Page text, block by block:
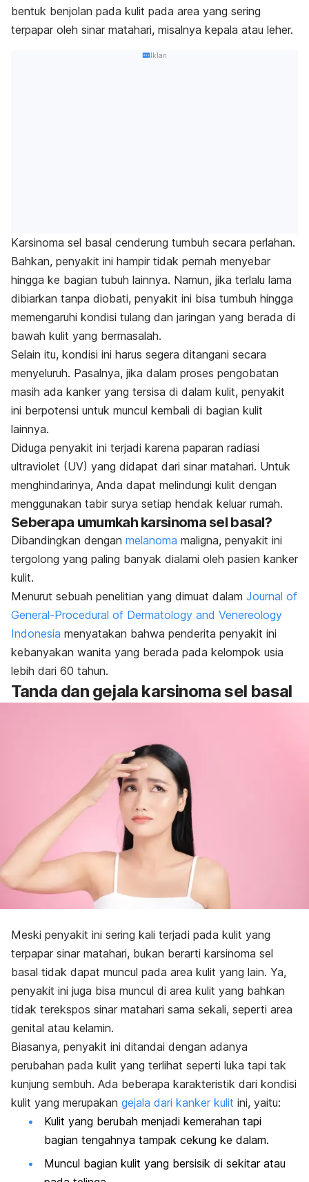
bentuk benjolan pada kulit pada area yang sering
terpapar oleh sinar matahari, misalnya kepala atau leher.
Iklan
Karsinoma sel basal cenderung tumbuh secara perlahan.
Bahkan, penyakit ini hampir tidak pernah menyebar
hingga ke bagian tubuh lainnya. Namun, jika terlalu lama
dibiarkan tanpa diobati, penyakit ini bisa tumbuh hingga
memengaruhi kondisi tulang dan jaringan yang berada di
bawah kulit yang bermasalah.
Selain itu, kondisi ini harus segera ditangani secara
menyeluruh. Pasalnya, jika dalam proses pengobatan
masih ada kanker yang tersisa di dalam kulit, penyakit
ini berpotensi untuk muncul kembali di bagian kulit
lainnya.
Diduga penyakit ini terjadi karena paparan radiasi
ultraviolet (UV) yang didapat dari sinar matahari. Untuk
menghindarinya, Anda dapat melindungi kulit dengan
menggunakan tabir surya setiap hendak keluar rumah.
Seberapa umumkah karsinoma sel basal?
Dibandingkan dengan melanoma maligna, penyakit ini
tergolong yang paling banyak dialami oleh pasien kanker
kulit.
Menurut sebuah penelitian yang dimuat dalam Journal of
General-Procedural of Dermatology and Venereology
Indonesia menyatakan bahwa penderita penyakit ini
kebanyakan wanita yang berada pada kelompok usia
lebih dari 60 tahun.
Tanda dan gejala karsinoma sel basal
Meski penyakit ini sering kali terjadi pada kulit yang
terpapar sinar matahari, bukan berarti karsinoma sel
basal tidak dapat muncul pada area kulit yang lain. Ya,
penyakit ini juga bisa muncul di area kulit yang bahkan
tidak terekspos sinar matahari sama sekali, seperti area
genital atau kelamin.
Biasanya, penyakit ini ditandai dengan adanya
perubahan pada kulit yang terlihat seperti luka tapi tak
kunjung sembuh. Ada beberapa karakteristik dari kondisi
kulit yang merupakan gejala dari kanker kulit ini, yaitu:
Kulit yang berubah menjadi kemerahan tapi
bagian tengahnya tampak cekung ke dalam.
Muncul bagian kulit yang bersisik di sekitar atau